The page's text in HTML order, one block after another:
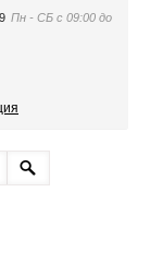
Пн - СБ с 09:00 до